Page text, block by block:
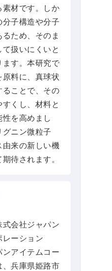
素材です。しか
分子構造や分子
ため、そのま
て扱いにくいと
ます。本研究で
原料に、真球状
ることで、その
くし、材料と
性を高めまし
グニン微粒子
由来の新しい機
待されます。
会社ジャパン
レーション
アイテムコー
、兵庫県姫路市